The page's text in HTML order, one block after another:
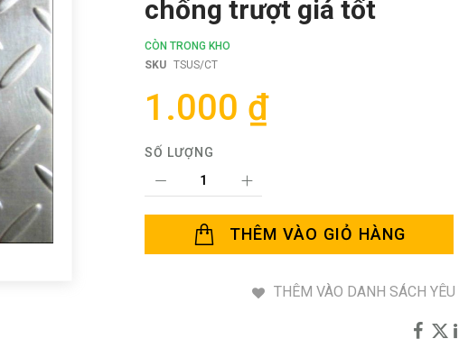
chống trượt giá tốt
CÒN TRONG KHO
SKU TSUS/CT
1.000 ₫
SỐ LƯỢNG
THÊM VÀO GIỎ HÀNG
THÊM VÀO DANH SÁCH YÊU